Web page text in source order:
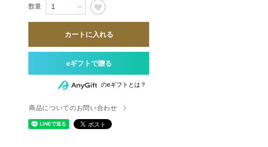
すべて
カートに入れる
のeギフトとは？
商品についてのお問い合わせ